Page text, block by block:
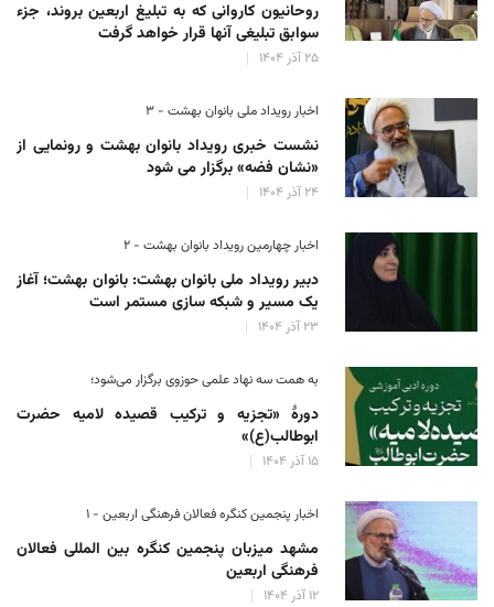
روحانیون کاروانی که به تبلیغ اربعین بروند، جزء
سوابق تبلیغی آنها قرار خواهد گرفت
۲۵ آذر ۱۴۰۴
اخبار رویداد ملی بانوان بهشت - ۳
نشست خبری رویداد بانوان بهشت و رونمایی از
«نشان فضه» برگزار می شود
۲۴ آذر ۱۴۰۴
اخبار چهارمین رویداد بانوان بهشت - ۲
دبیر رویداد ملی بانوان بهشت: بانوان بهشت؛ آغاز
یک مسیر و شبکه سازی مستمر است
۲۳ آذر ۱۴۰۴
به همت سه نهاد علمی حوزوی برگزار می‌شود؛
دورهٔ «تجزیه و ترکیب قصیده لامیه حضرت
ابوطالب(ع)»
۱۵ آذر ۱۴۰۴
اخبار پنجمین کنگره فعالان فرهنگی اربعین - ۱
مشهد میزبان پنجمین کنگره بین المللی فعالان
فرهنگی اربعین
۱۲ آذر ۱۴۰۴